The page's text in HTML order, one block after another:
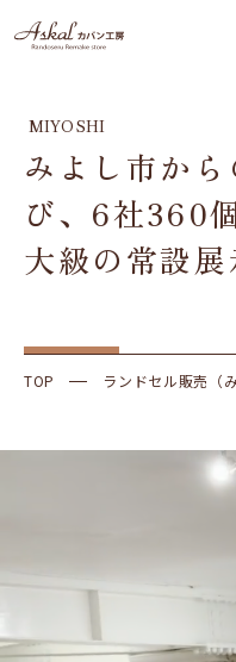
MIYOSHI
みよし市か
び、6社360
大級の常設
TOP ランドセル販売（